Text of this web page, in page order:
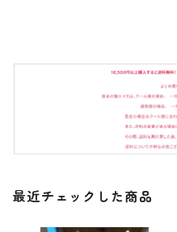
最近チェックした商品